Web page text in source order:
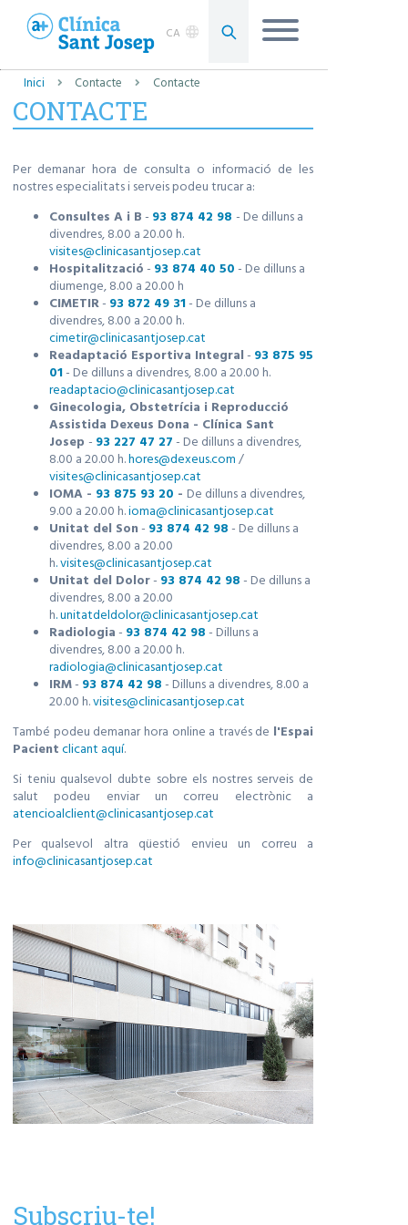
CA
Inici Contacte Contacte
CONTACTE
Per demanar hora de consulta o informació de les
nostres especialitats i serveis podeu trucar a:
Consultes A i B- 93 874 42 98 - De dilluns a
divendres, 8.00 a 20.00 h.
visites@clinicasantjosep.cat
Hospitalització- 93 874 40 50- De dilluns a
diumenge, 8.00 a 20.00 h
CIMETIR- 93 872 49 31- De dilluns a
divendres, 8.00 a 20.00 h.
cimetir@clinicasantjosep.cat
Readaptació Esportiva Integral- 93 875 95
01- De dilluns a divendres, 8.00 a 20.00 h.
readaptacio@clinicasantjosep.cat
Ginecologia, Obstetrícia i Reproducció
Assistida Dexeus Dona - Clínica Sant
Josep - 93 227 47 27- De dilluns a divendres,
8.00 a 20.00 h.hores@dexeus.com/
visites@clinicasantjosep.cat
IOMA - 93 875 93 20 - De dilluns a divendres,
9.00 a 20.00 h.ioma@clinicasantjosep.cat
Unitat del Son- 93 874 42 98- De dilluns a
divendres, 8.00 a 20.00
h.visites@clinicasantjosep.cat
Unitat del Dolor- 93 874 42 98- De dilluns a
divendres, 8.00 a 20.00
h.unitatdeldolor@clinicasantjosep.cat
Radiologia- 93 874 42 98- Dilluns a
divendres, 8.00 a 20.00 h.
radiologia@clinicasantjosep.cat
IRM- 93 874 42 98- Dilluns a divendres, 8.00 a
20.00 h.visites@clinicasantjosep.cat
També podeu demanar hora online a través de l'Espai
Pacientclicant aquí.
Si teniu qualsevol dubte sobre els nostres serveis de
salut podeu enviar un correu electrònic a
atencioalclient@clinicasantjosep.cat
Per qualsevol altra qüestió envieu un correu a
info@clinicasantjosep.cat
Subscriu-te!